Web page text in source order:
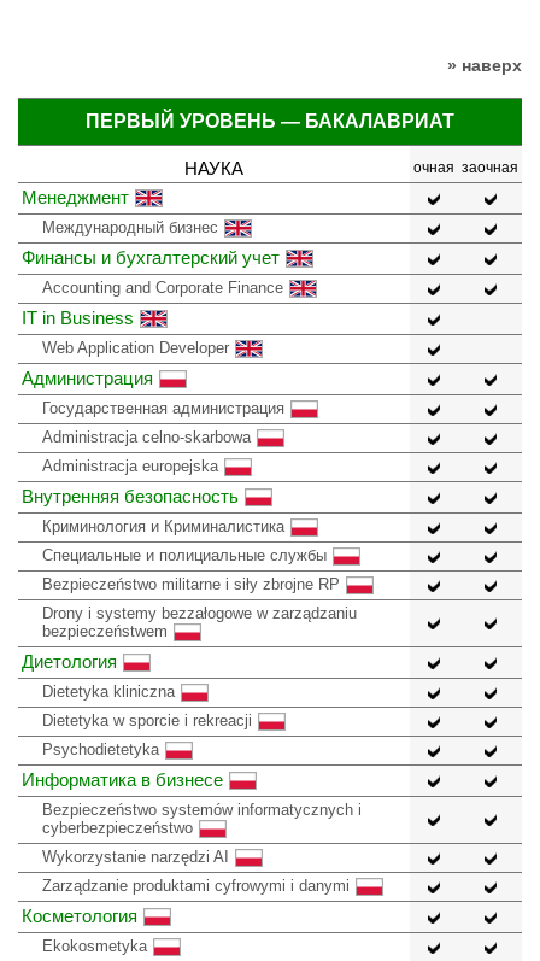
» наверх
ПЕРВЫЙ УРОВЕНЬ — БАКАЛАВРИАТ
НАУКА очная заочная
Менеджмент
Международный бизнес
Финансы и бухгалтерский учет
Accounting and Corporate Finance
IT in Business
Web Application Developer
Администрация
Государственная администрация
Administracja celno-skarbowa
Administracja europejska
Внутренняя безопасность
Криминология и Криминалистика
Специальные и полициальные службы
Bezpieczeństwo militarne i siły zbrojne RP
Drony i systemy bezzałogowe w zarządzaniu
bezpieczeństwem
Диетология
Dietetyka kliniczna
Dietetyka w sporcie i rekreacji
Psychodietetyka
Информатика в бизнесе
Bezpieczeństwo systemów informatycznych i
cyberbezpieczeństwo
Wykorzystanie narzędzi AI
Zarządzanie produktami cyfrowymi i danymi
Косметология
Ekokosmetyka